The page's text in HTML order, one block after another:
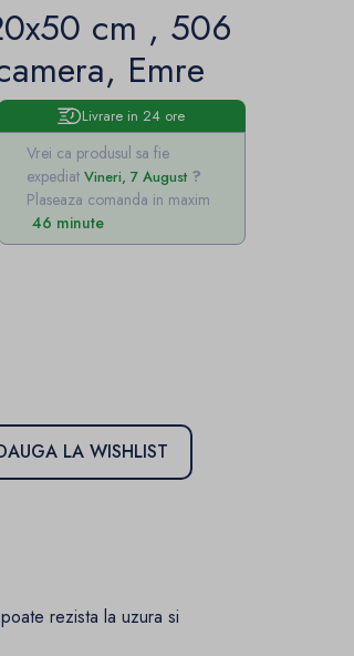
cm , 506
Emre
Livrare in 24 ore
Vrei ca produsul sa fie
expediat Vineri, 7 August
Plaseaza comanda in maxim
46 minute
LA WISHLIST
rezista la uzura si